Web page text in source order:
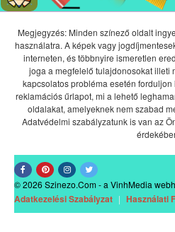
Megjegyzés: Minden színező oldalt
használatra. A képek vagy
interneten, és többnyire ismeretlen
joga a megfelelő tulajdonosokat illeti
kapcsolatos probléma esetén
reklamációs űrlapot, mi a lehető
oldalakat, amelyeknek nem szabad
Adatvédelmi szabályzatunk is van az
© 2026 Szinezo.Com - a VinhMedia
Adatkezelési Szabályzat | Használati